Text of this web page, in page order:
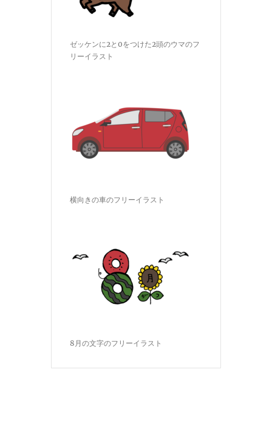
ゼッケンに2と0をつけた2頭のウマのフ
リーイラスト
横向きの車のフリーイラスト
8月の文字のフリーイラスト